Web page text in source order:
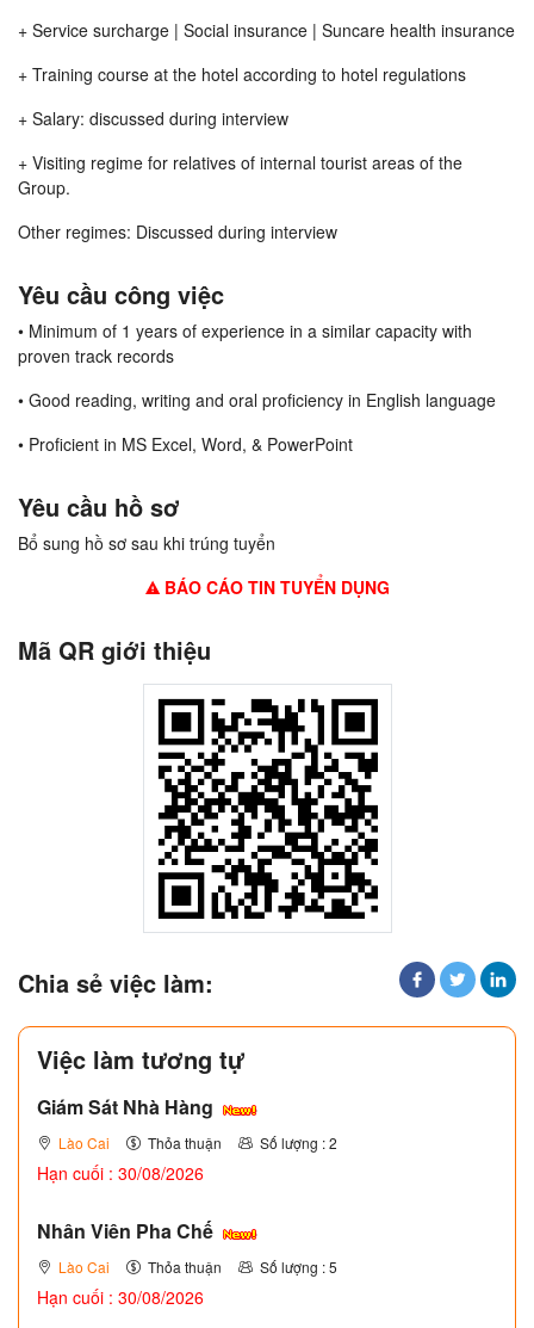
+ Service surcharge | Social insurance | Suncare health insurance
+ Training course at the hotel according to hotel regulations
+ Salary: discussed during interview
+ Visiting regime for relatives of internal tourist areas of the
Group.
Other regimes: Discussed during interview
Yêu cầu công việc
• Minimum of 1 years of experience in a similar capacity with
proven track records
• Good reading, writing and oral proficiency in English language
• Proficient in MS Excel, Word, & PowerPoint
Yêu cầu hồ sơ
Bổ sung hồ sơ sau khi trúng tuyển
BÁO CÁO TIN TUYỂN DỤNG
Mã QR giới thiệu
Chia sẻ việc làm:
Việc làm tương tự
Giám Sát Nhà Hàng
Lào Cai Thỏa thuận Số lượng : 2
Hạn cuối : 30/08/2026
Nhân Viên Pha Chế
Lào Cai Thỏa thuận Số lượng : 5
Hạn cuối : 30/08/2026